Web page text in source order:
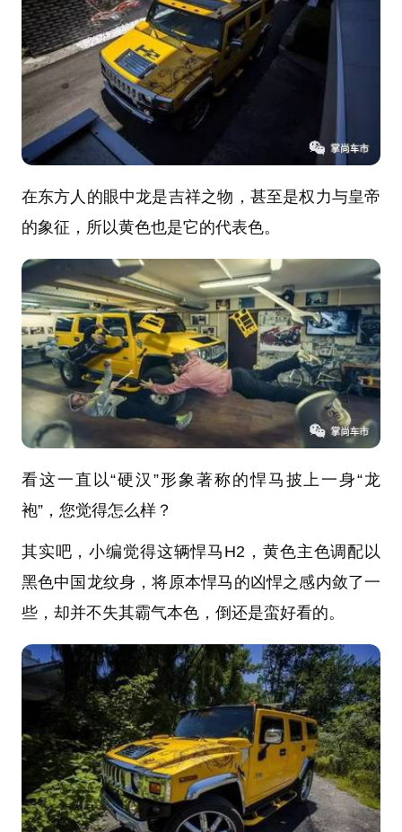
在东方人的眼中龙是吉祥之物，甚至是权力与皇帝
的象征，所以黄色也是它的代表色。
看这一直以“硬汉”形象著称的悍马披上一身“龙
袍”，您觉得怎么样？
其实吧，小编觉得这辆悍马H2，黄色主色调配以
黑色中国龙纹身，将原本悍马的凶悍之感内敛了一
些，却并不失其霸气本色，倒还是蛮好看的。